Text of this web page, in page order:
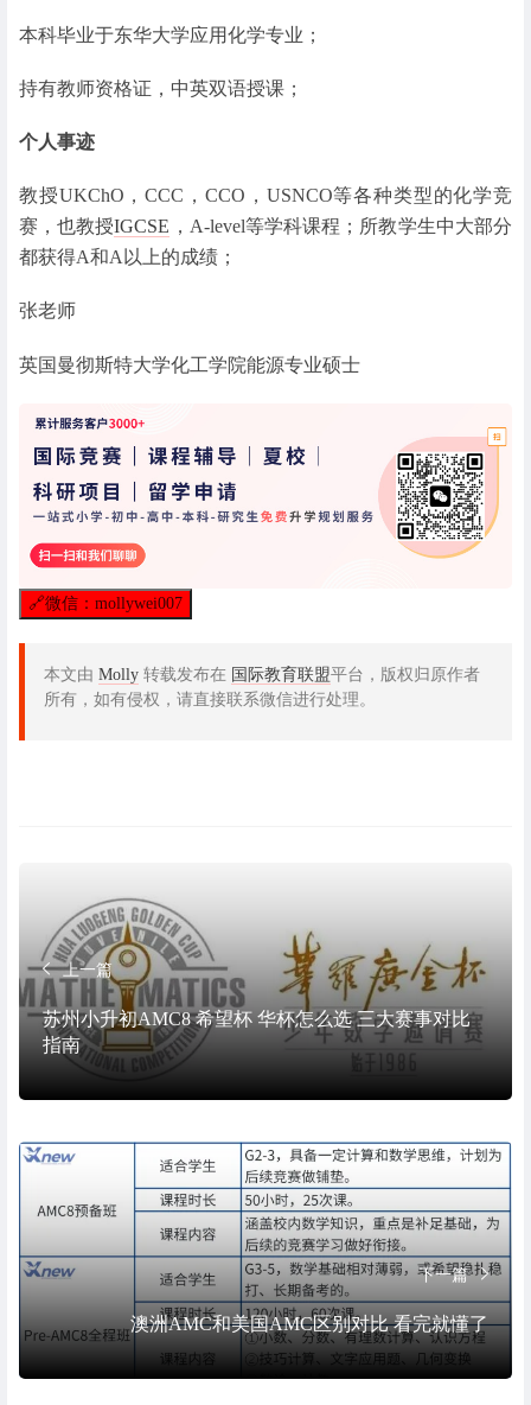
本科毕业于东华大学应用化学专业；
持有教师资格证，中英双语授课；
个人事迹
教授UKChO，CCC，CCO，USNCO等各种类型的化学竞
赛，也教授IGCSE ，A-level等学科课程；所教学生中大部分
都获得A和A以上的成绩；
张老师
英国曼彻斯特大学化工学院能源专业硕士
🔗微信：mollywei007
本文由 Molly 转载发布在 国际教育联盟平台，版权归原作者
所有，如有侵权，请直接联系微信进行处理。
上一篇
苏州小升初AMC8 希望杯 华杯怎么选 三大赛事对比
指南
下一篇
澳洲AMC和美国AMC区别对比 看完就懂了